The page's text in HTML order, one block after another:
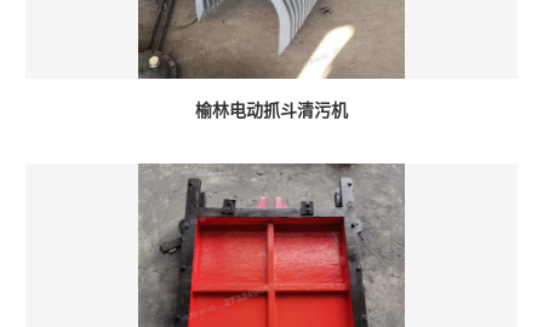
榆林电动抓斗清污机